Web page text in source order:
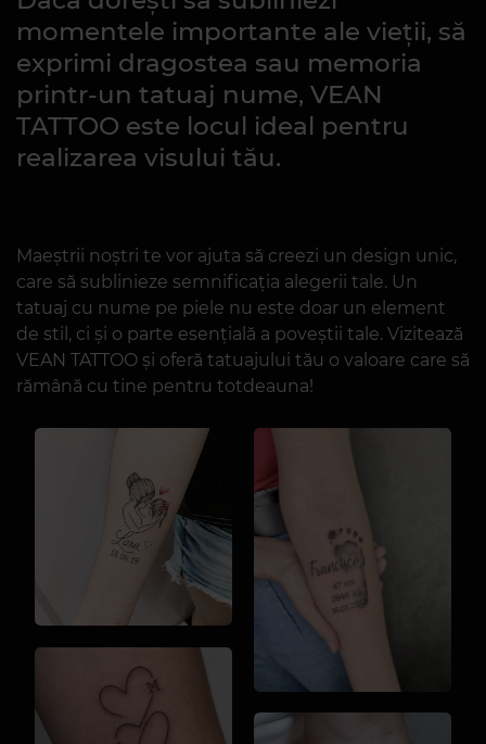
Vino la VEAN TATTOO
pentru a crea un
Dacă dorești să subliniezi
momentele importante ale vieții, să
exprimi dragostea sau memoria
printr-un tatuaj nume, VEAN
TATTOO este locul ideal pentru
realizarea visului tău.
Maeștrii noștri te vor ajuta să creezi un design unic,
care să sublinieze semnificația alegerii tale. Un
tatuaj cu nume pe piele nu este doar un element
de stil, ci și o parte esențială a poveștii tale. Vizitează
VEAN TATTOO și oferă tatuajului tău o valoare care să
rămână cu tine pentru totdeauna!